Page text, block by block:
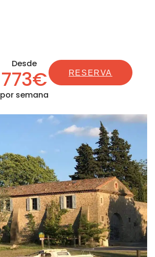
Desde
773€
por semana
RESERVA